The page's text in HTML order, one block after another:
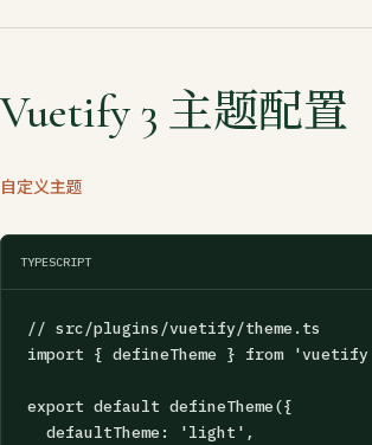
Vuetify 3 主题配置
自定义主题
TYPESCRIPT
// src/plugins/vuetify/theme.ts
import { defineTheme } from
export default defineTheme({
  defaultTheme: 'light',